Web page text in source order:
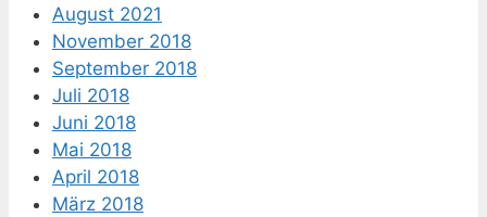
August 2021
November 2018
September 2018
Juli 2018
Juni 2018
Mai 2018
April 2018
März 2018